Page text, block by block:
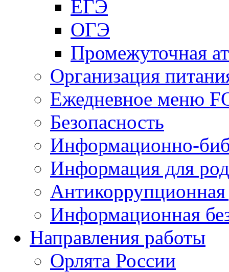
ЕГЭ
ОГЭ
Промежуточная
Организация
Ежедневное меню
Безопасность
Информационно-
Информация для
Антикоррупционная
Информационная
Направления работы
Орлята России